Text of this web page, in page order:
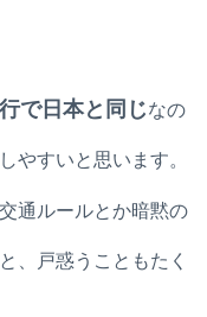
で日本と同じなの
やすいと思います。
通ルールとか暗黙の
、戸惑うこともたく